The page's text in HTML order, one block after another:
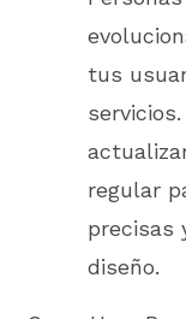
tus
regular
precisas
diseño.